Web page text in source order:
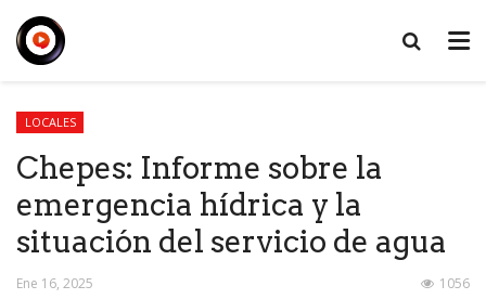
LOCALES
Chepes: Informe sobre la
emergencia hídrica y la
situación del servicio de agua
Ene 16, 2025 1056